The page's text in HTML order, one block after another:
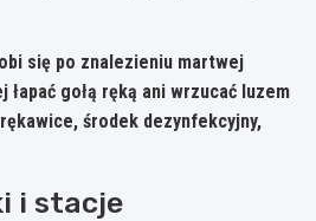
się po znalezieniu martwej
łapać gołą ręką ani wrzucać luzem
środek dezynfekcyjny,
i stacje